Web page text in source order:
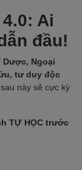
Ai
đầu!
Dược, Ngoại
tư duy độc
này sẽ cực kỳ
TỰ HỌC trước